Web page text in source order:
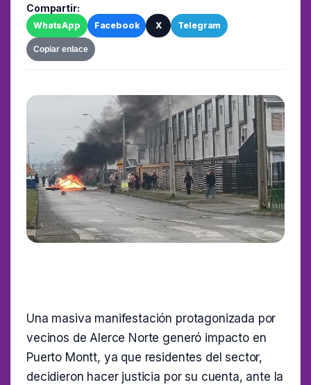
Compartir:
WhatsApp Facebook X Telegram
Copiar enlace
Una masiva manifestación protagonizada por
vecinos de Alerce Norte generó impacto en
Puerto Montt, ya que residentes del sector,
decidieron hacer justicia por su cuenta, ante la